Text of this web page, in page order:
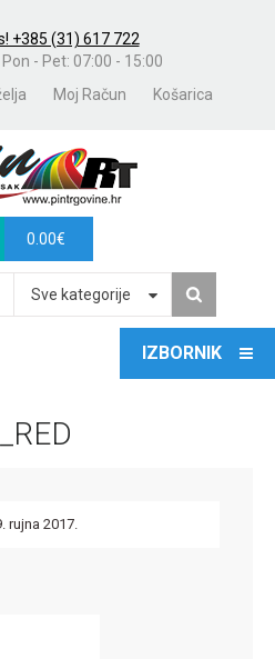
+385 (31) 617 722
- Pet: 07:00 - 15:00
Moj Račun Košarica
0.00€
Sve kategorije
rujna 2017.